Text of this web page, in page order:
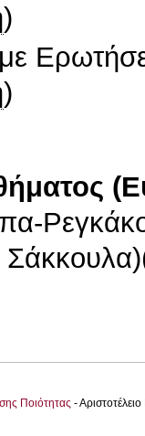
)
)
Ποιότητας -